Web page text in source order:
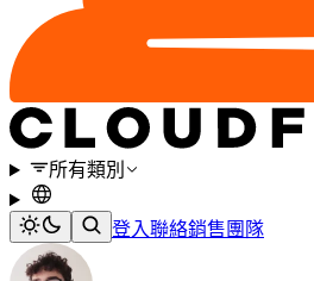
所有類別
登入聯絡銷售團隊